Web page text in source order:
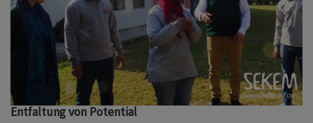
Entfaltung von Potential